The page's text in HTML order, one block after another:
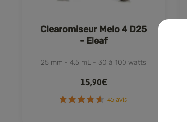
Clearomiseur Melo 4 D25
- Eleaf
25 mm - 4,5 mL - 30 à 100 watts
15,90€